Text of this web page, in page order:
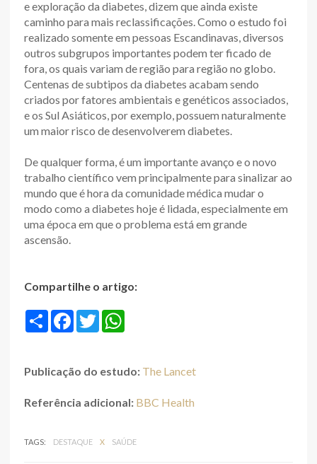
e exploração da diabetes, dizem que ainda existe
caminho para mais reclassificações. Como o estudo foi
realizado somente em pessoas Escandinavas, diversos
outros subgrupos importantes podem ter ficado de
fora, os quais variam de região para região no globo.
Centenas de subtipos da diabetes acabam sendo
criados por fatores ambientais e genéticos associados,
e os Sul Asiáticos, por exemplo, possuem naturalmente
um maior risco de desenvolverem diabetes.
De qualquer forma, é um importante avanço e o novo
trabalho científico vem principalmente para sinalizar ao
mundo que é hora da comunidade médica mudar o
modo como a diabetes hoje é lidada, especialmente em
uma época em que o problema está em grande
ascensão.
Compartilhe o artigo:
S
F
o
T
w
e
A
Publicação do estudo: The Lancet
Referência adicional: BBC Health
TAGS: DESTAQUE X SAÚDE